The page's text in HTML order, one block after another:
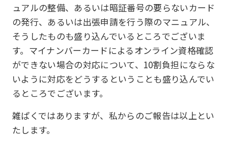
ュアルの整備、あるいは暗証番号の要らないカード
の発行、あるいは出張申請を行う際のマニュアル、
そうしたものも盛り込んでいるところでございま
す。マイナンバーカードによるオンライン資格確認
ができない場合の対応について、10割負担にならな
いように対応をどうするということも盛り込んでい
るところでございます。
雑ぱくではありますが、私からのご報告は以上とい
たします。